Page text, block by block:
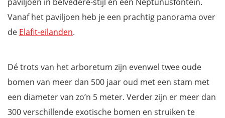
Vanaf het paviljoen heb je een prachtig panorama over
de Elafit-eilanden.
Dé trots van het arboretum zijn evenwel twee oude
bomen van meer dan 500 jaar oud met een stam met
een diameter van zo’n 5 meter. Verder zijn er meer dan
300 verschillende exotische bomen en struiken te